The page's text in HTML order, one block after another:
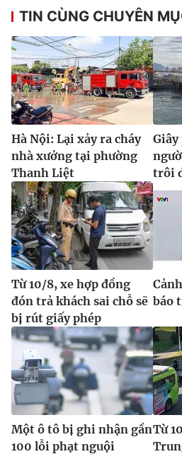
® Cấm sao chép dưới mọi hình thức
thuận bằng văn bản. Ghi rõ nguồn
thông tin từ website này.
TIN CÙNG CHUYÊN
Hà Nội: Lại xảy ra cháy
nhà xưởng tại phường
Thanh Liệt
Giây
trôi
Từ 10/8, xe hợp đồng
đón trả khách sai chỗ sẽ
bị rút giấy phép
báo
Một ô tô bị ghi nhận gần
100 lỗi phạt nguội
Từ